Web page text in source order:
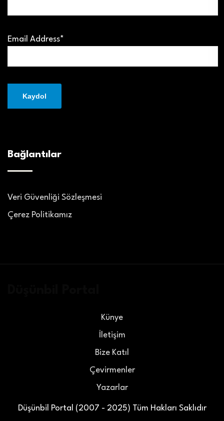
Email Address*
Bağlantılar
Veri Güvenliği Sözleşmesi
Çerez Politikamız
Düşünbil Portal (2007 - 2025) Tüm Hakları Saklıdır
Künye
İletişim
Bize Katıl
Çevirmenler
Yazarlar